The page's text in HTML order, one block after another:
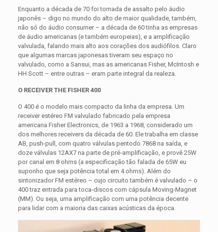
Enquanto a década de 70 foi tomada de assalto pelo áudio
japonês – digo no mundo do alto de maior qualidade, também,
não só do áudio consumer – a década de 60 tinha as empresas
de áudio americanas (e também europeias), e a amplificação
valvulada, falando mais alto aos corações dos audiófilos. Claro
que algumas marcas japonesas tiveram seu espaço no
valvulado, como a Sansui, mas as americanas Fisher, McIntosh e
HH Scott – entre outras – eram parte integral da realeza.
O RECEIVER THE FISHER 400
O 400 é o modelo mais compacto da linha da empresa. Um
receiver estéreo FM valvulado fabricado pela empresa
americana Fisher Electronics, de 1963 a 1968, considerado um
dos melhores receivers da década de 60. Ele trabalha em classe
AB, push-pull, com quatro válvulas pentodo 7868 na saída, e
doze válvulas 12AX7 na parte de pré-amplificação, e provê 25W
por canal em 8 ohms (a especificação tão falada de 65W eu
suponho que seja potência total em 4 ohms). Além do
sintonizador FM estéreo – cujo circuito também é valvulado – o
400 traz entrada para toca-discos com cápsula Moving-Magnet
(MM). Ou seja, uma amplificação com uma potência decente
para lidar com a maioria das caixas acústicas da época.